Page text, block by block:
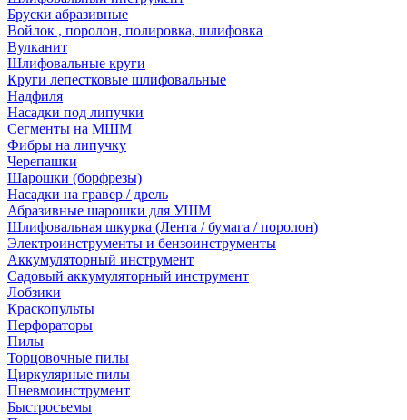
Бруски абразивные
Войлок , поролон, полировка, шлифовка
Вулканит
Шлифовальные круги
Круги лепестковые шлифовальные
Надфиля
Насадки под липучки
Сегменты на МШМ
Фибры на липучку
Черепашки
Шарошки (борфрезы)
Насадки на гравер / дрель
Абразивные шарошки для УШМ
Шлифовальная шкурка (Лента / бумага / поролон)
Электроинструменты и бензоинструменты
Аккумуляторный инструмент
Садовый аккумуляторный инструмент
Лобзики
Краскопульты
Перфораторы
Пилы
Торцовочные пилы
Циркулярные пилы
Пневмоинструмент
Быстросъемы